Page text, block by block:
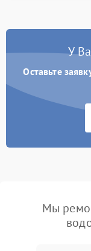
У
Оставьте
Мы